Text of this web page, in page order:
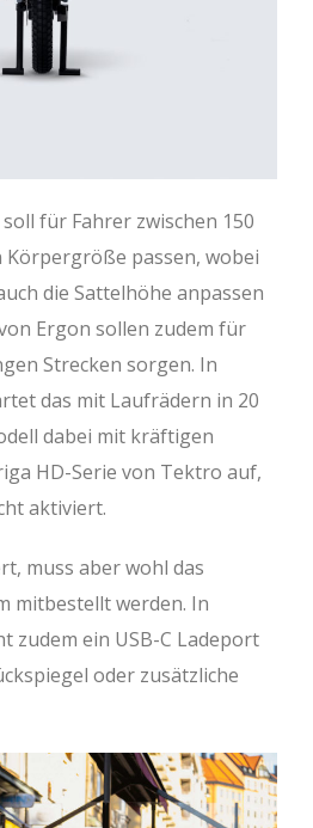
für Fahrer zwischen 150
passen, wobei
die Sattelhöhe anpassen
Ergon sollen zudem für
Strecken sorgen. In
das mit Laufrädern in 20
dabei mit kräftigen
HD-Serie von Tektro auf,
aktiviert.
muss aber wohl das
mitbestellt werden. In
zudem ein USB-C Ladeport
oder zusätzliche